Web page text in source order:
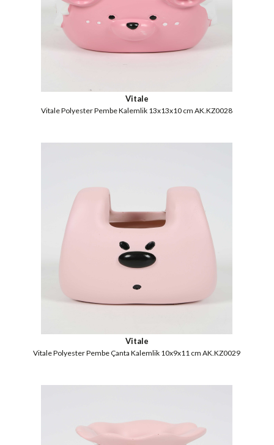
Vitale
Vitale Polyester Pembe Kalemlik 13x13x10 cm AK.KZ0028
Vitale
Vitale Polyester Pembe Çanta Kalemlik 10x9x11 cm AK.KZ0029